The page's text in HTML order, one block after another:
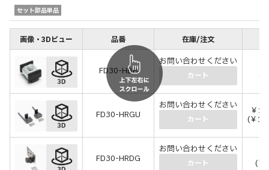
セット部品単品
画像・3Dビュー 品番 在庫/注文
FD30-HBB
お問い合わせください
カート (
FD30-HRGU
お問い合わせください
カート
￥
(￥
FD30-HRDG
お問い合わせください
カート (￥